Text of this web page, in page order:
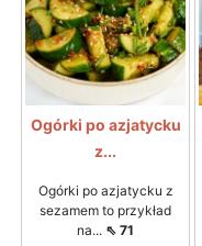
Ogórki po azjatycku
z...
Ogórki po azjatycku z
sezamem to przykład
na... ⇖ 71